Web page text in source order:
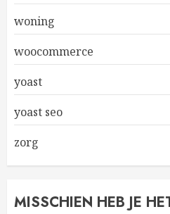
woning
woocommerce
yoast
yoast seo
zorg
MISSCHIEN HEB JE